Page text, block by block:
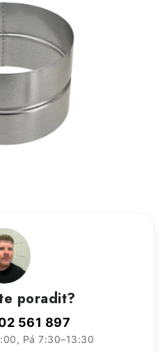
Rady a tipy
poradit?
561 897
Pá 7:30–13:30